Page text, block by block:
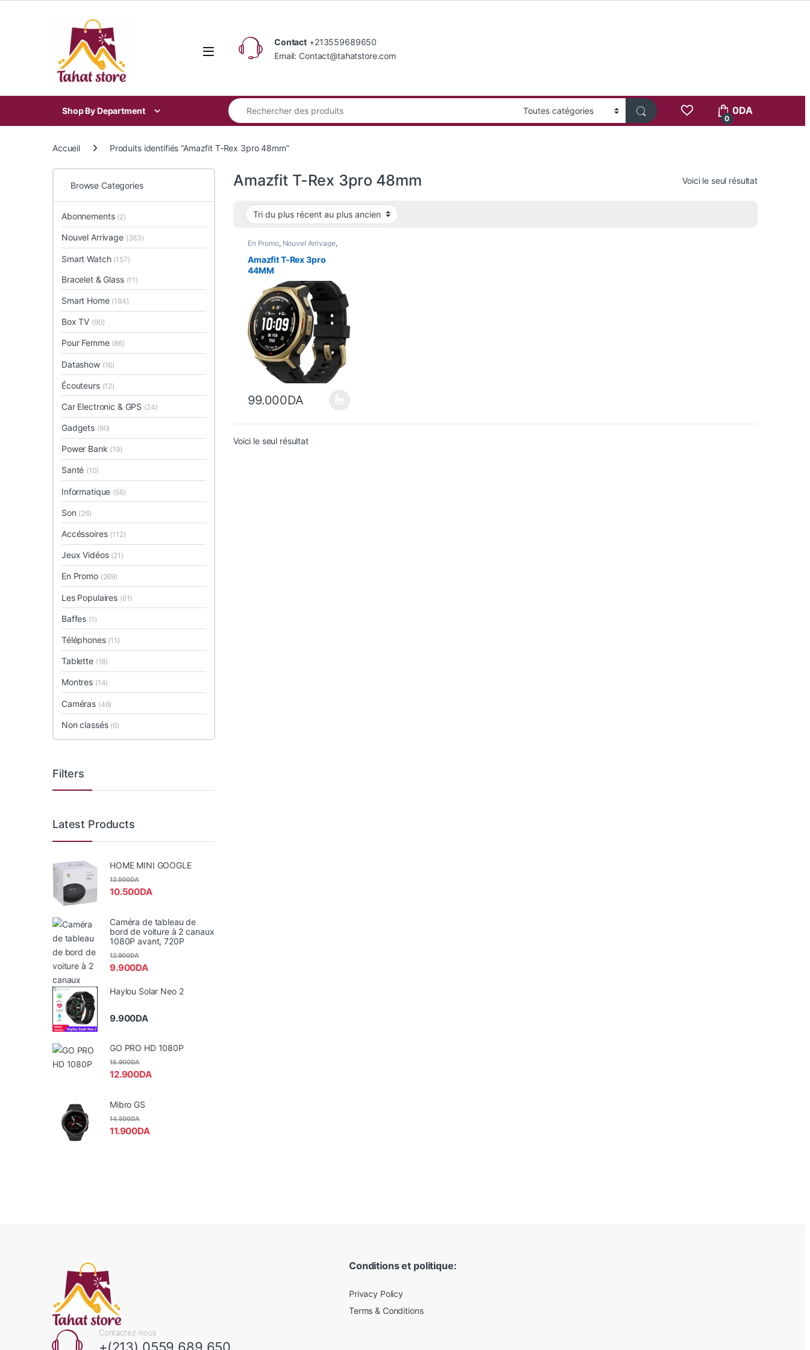
Contact +213559689650
Email: Contact@tahatstore.com
Shop By Department
Search for:
0
0DA
Accueil Produits identifiés “Amazfit T-Rex 3pro 48mm”
Amazfit T-Rex 3pro 48mm Voici le seul résultat
En Promo, Nouvel Arrivage,
Amazfit T-Rex 3pro
44MM
99.000DA
Ce produit a plusieurs variations. Les options peuvent être choisies sur la page du produit
Voici le seul résultat
Browse Categories
Abonnements (2)
Nouvel Arrivage (383)
Smart Watch (157)
Bracelet & Glass (11)
Smart Home (184)
Box TV (90)
Pour Femme (86)
Datashow (16)
Écouteurs (12)
Car Electronic & GPS (24)
Gadgets (90)
Power Bank (19)
Santé (10)
Informatique (56)
Son (26)
Accéssoires (112)
Jeux Vidéos (21)
En Promo (269)
Les Populaires (61)
Baffes (1)
Téléphones (11)
Tablette (18)
Montres (14)
Caméras (46)
Non classés (6)
Filters
Latest Products
HOME MINI GOOGLE
10.500DA
12.500DA
Caméra de tableau de
bord de voiture à 2 canaux
1080P avant, 720P
9.900DA
12.900DA
Haylou Solar Neo 2
9.900DA
GO PRO HD 1080P
12.900DA
15.900DA
Mibro GS
11.900DA
14.500DA
Contactez-nous
Conditions et politique:
Privacy Policy
Terms & Conditions